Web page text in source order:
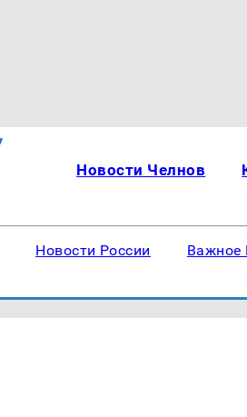
Новости Челнов
Новости России Важное